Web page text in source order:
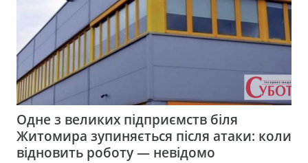
Одне з великих підприємств біля
Житомира зупиняється після атаки: коли
відновить роботу — невідомо